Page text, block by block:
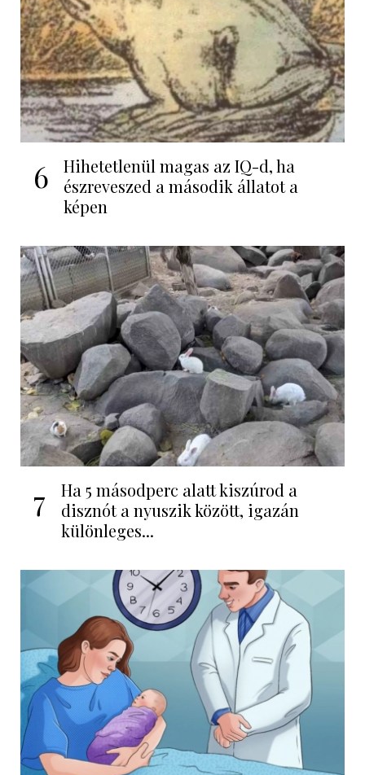
6
Hihetetlenül magas az IQ-d, ha
észreveszed a második állatot a
képen
7
Ha 5 másodperc alatt kiszúrod a
disznót a nyuszik között, igazán
különleges...